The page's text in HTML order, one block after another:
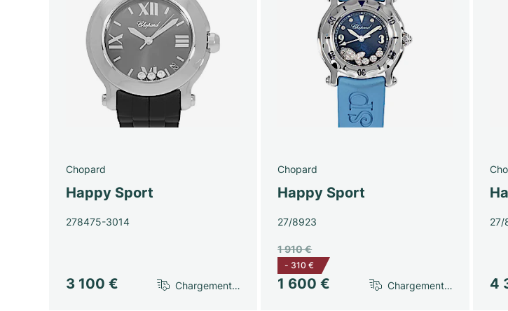
Chopard
Happy Sport
278475-3014
3 100 € Chargement…
Chopard
Happy Sport
27/8923
1 600 €
1 910 €
- 310 €
Chargement…
27/
4